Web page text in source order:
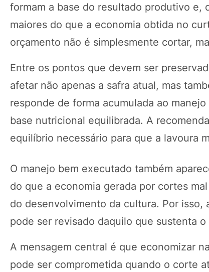
formam a base do resultado produtivo e,
maiores do que a economia obtida no
orçamento não é simplesmente cortar,
Entre os pontos que devem ser
afetar não apenas a safra atual, mas
responde de forma acumulada ao
base nutricional equilibrada. A
equilíbrio necessário para que a lavoura
O manejo bem executado também
do que a economia gerada por cortes
do desenvolvimento da cultura. Por
pode ser revisado daquilo que sustenta
A mensagem central é que economizar
pode ser comprometida quando o corte